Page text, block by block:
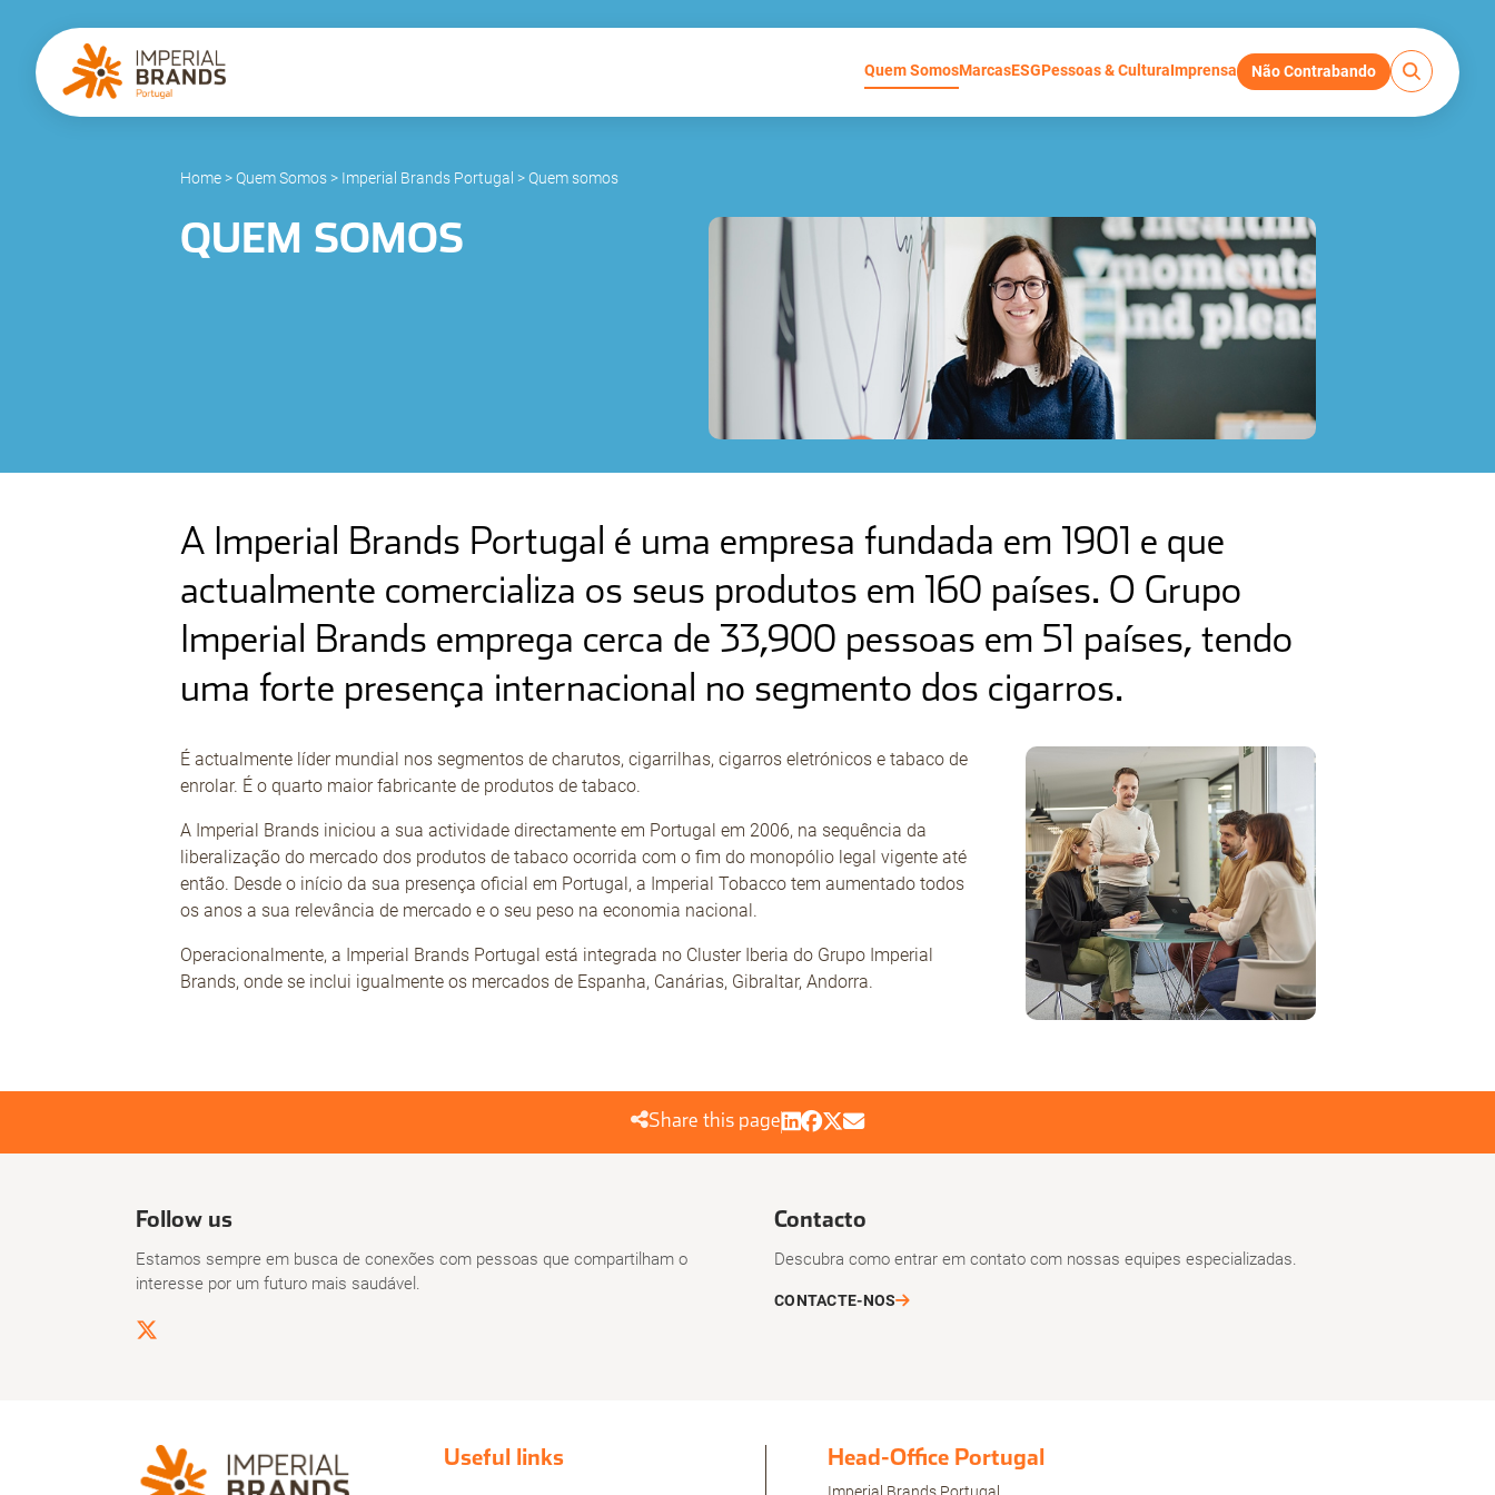
Quem SomosMarcasESGPessoas & CulturaImprensa Não Contrabando
Home>Quem Somos> Imperial Brands Portugal >Quem somos
QUEM SOMOS
A Imperial Brands Portugal é uma empresa fundada em 1901 e que
actualmente comercializa os seus produtos em 160 países. O Grupo
Imperial Brands emprega cerca de 33,900 pessoas em 51 países, tendo
uma forte presença internacional no segmento dos cigarros.
É actualmente líder mundial nos segmentos de charutos, cigarrilhas, cigarros eletrónicos e tabaco de
enrolar. É o quarto maior fabricante de produtos de tabaco.
A Imperial Brands iniciou a sua actividade directamente em Portugal em 2006, na sequência da
liberalização do mercado dos produtos de tabaco ocorrida com o fim do monopólio legal vigente até
então. Desde o início da sua presença oficial em Portugal, a Imperial Tobacco tem aumentado todos
os anos a sua relevância de mercado e o seu peso na economia nacional.
Operacionalmente, a Imperial Brands Portugal está integrada no Cluster Iberia do Grupo Imperial
Brands, onde se inclui igualmente os mercados de Espanha, Canárias, Gibraltar, Andorra.
Share this page
Follow us
Estamos sempre em busca de conexões com pessoas que compartilham o
interesse por um futuro mais saudável.
Contacto
Descubra como entrar em contato com nossas equipes especializadas.
CONTACTE-NOS
Useful links Head-Office Portugal
Imperial Brands Portugal